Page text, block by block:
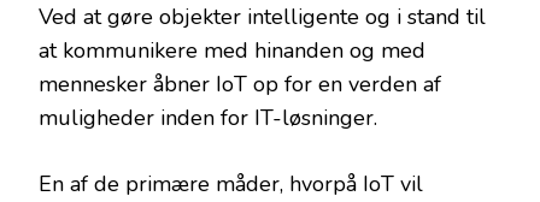
Ved at gøre objekter intelligente og i stand til
at kommunikere med hinanden og med
mennesker åbner IoT op for en verden af
muligheder inden for IT-løsninger.
En af de primære måder, hvorpå IoT vil